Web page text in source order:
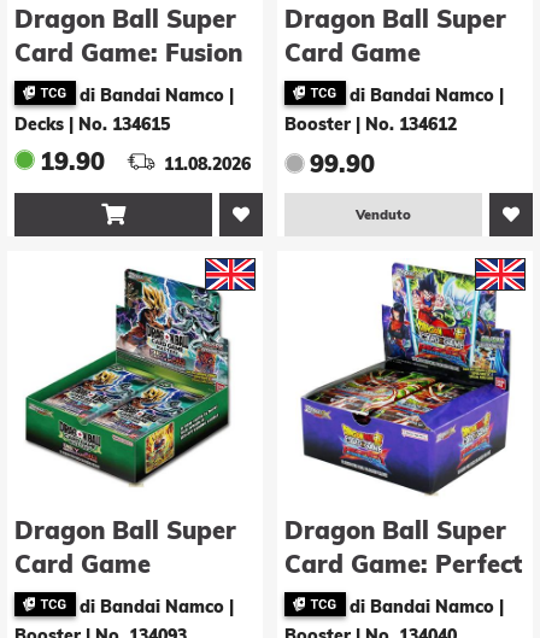
Dragon Ball Super
Card Game: Fusion
World Starter Deck
(FS07) -E-
di Bandai Namco |
Decks
No. 134615
19.90 11.08.2026

Dragon Ball Super
Card Game
Masters: Ultimate
Advent Booster -E-
(Display - 24 Stk.)
di Bandai Namco |
Booster
No. 134612
99.90
Venduto
Dragon Ball Super
Card Game
Masters: Beyond
Generations
di Bandai Namco |
Dragon Ball Super
Card Game: Perfect
Combination
Booster -E-
di Bandai Namco |